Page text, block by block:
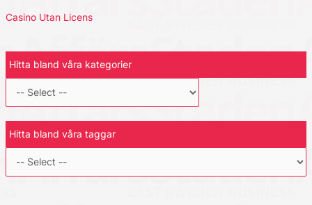
Casino Utan Licens
Hitta bland våra kategorier
Hitta bland våra taggar